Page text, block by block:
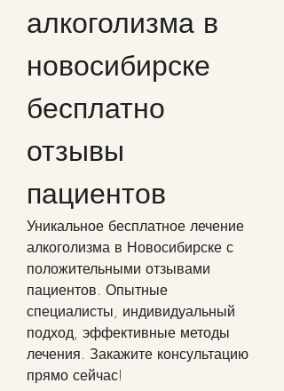
алкоголизма в
новосибирске
бесплатно
отзывы
пациентов
Уникальное бесплатное лечение
алкоголизма в Новосибирске с
положительными отзывами
пациентов. Опытные
специалисты, индивидуальный
подход, эффективные методы
лечения. Закажите консультацию
прямо сейчас!